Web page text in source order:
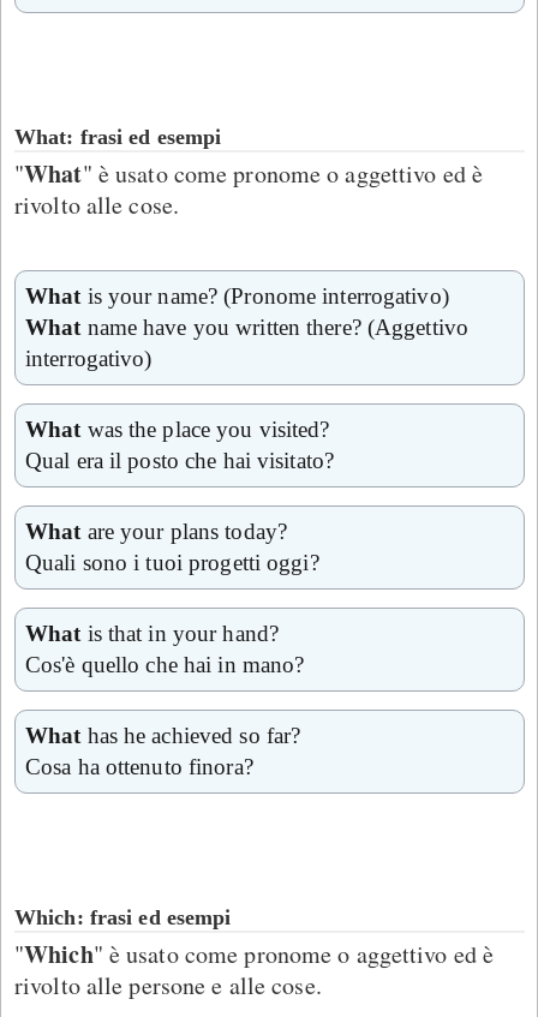
What: frasi ed esempi
"What" è usato come pronome o aggettivo ed è
rivolto alle cose.
What is your name? (Pronome interrogativo)
What name have you written there? (Aggettivo
interrogativo)
What was the place you visited?
Qual era il posto che hai visitato?
What are your plans today?
Quali sono i tuoi progetti oggi?
What is that in your hand?
Cos'è quello che hai in mano?
What has he achieved so far?
Cosa ha ottenuto finora?
Which: frasi ed esempi
"Which" è usato come pronome o aggettivo ed è
rivolto alle persone e alle cose.